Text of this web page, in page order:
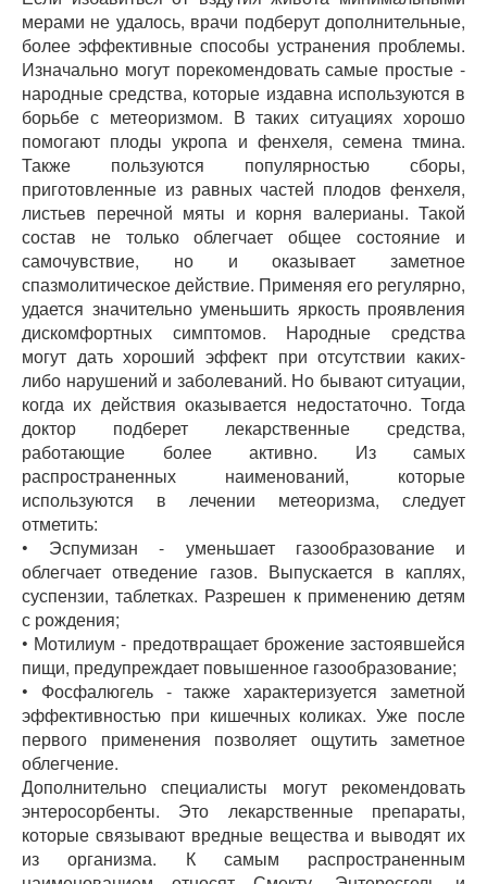
мерами не удалось, врачи подберут дополнительные,
более эффективные способы устранения проблемы.
Изначально могут порекомендовать самые простые -
народные средства, которые издавна используются в
борьбе с метеоризмом. В таких ситуациях хорошо
помогают плоды укропа и фенхеля, семена тмина.
Также пользуются популярностью сборы,
приготовленные из равных частей плодов фенхеля,
листьев перечной мяты и корня валерианы. Такой
состав не только облегчает общее состояние и
самочувствие, но и оказывает заметное
спазмолитическое действие. Применяя его регулярно,
удается значительно уменьшить яркость проявления
дискомфортных симптомов. Народные средства
могут дать хороший эффект при отсутствии каких-
либо нарушений и заболеваний. Но бывают ситуации,
когда их действия оказывается недостаточно. Тогда
доктор подберет лекарственные средства,
работающие более активно. Из самых
распространенных наименований, которые
используются в лечении метеоризма, следует
отметить:
• Эспумизан - уменьшает газообразование и
облегчает отведение газов. Выпускается в каплях,
суспензии, таблетках. Разрешен к применению детям
с рождения;
• Мотилиум - предотвращает брожение застоявшейся
пищи, предупреждает повышенное газообразование;
• Фосфалюгель - также характеризуется заметной
эффективностью при кишечных коликах. Уже после
первого применения позволяет ощутить заметное
облегчение.
Дополнительно специалисты могут рекомендовать
энтеросорбенты. Это лекарственные препараты,
которые связывают вредные вещества и выводят их
из организма. К самым распространенным